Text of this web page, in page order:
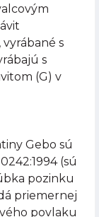
s
s
(G) v
Gebo sú
(sú
pozinku
priemernej
povlaku